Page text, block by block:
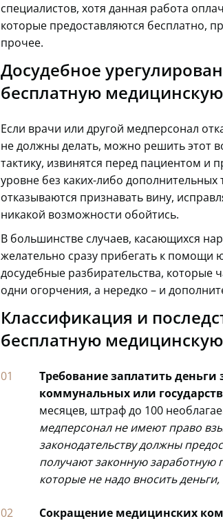
специалистов, хотя данная работа
которые предоставляются бесплатно,
прочее.
Досудебное
бесплатную
Если врачи или другой медперсонал
не должны делать, можно решить этот
тактику, извинятся перед пациентом и
уровне без каких-либо
отказываются признавать вину,
никакой возможности обойтись.
В большинстве случаев, касающихся
желательно сразу прибегать к помощи
досудебные разбирательства, которые
одни огорчения, а нередко – и
Классификация и
бесплатную
Требование заплатить
коммунальных или
месяцев, штраф до 100
медперсонал не имеют право
законодательству должны
получают законную заработную
которые не надо вносить
Сокращение медицинских